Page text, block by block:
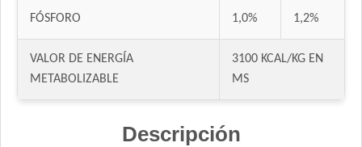
Dog Selection Etiqueta Negra Dermaprotect
Dog Selection Etiqueta Negra Mediano y Grande
Dog Selection Etiqueta Negra Raza Pequeña
Dog Selection Premium Adultos
DogPro Perro Adulto
FÓSFORO 1,0% 1,2%
VALOR DE ENERGÍA
METABOLIZABLE
3100 KCAL/KG EN
MS
Descripción